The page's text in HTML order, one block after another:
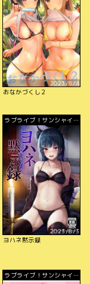
2023/8/4
おなかづくし２
ラブライブ！サンシャイ
2023/8/3
ヨハネ黙示録
ラブライブ！サンシャイ